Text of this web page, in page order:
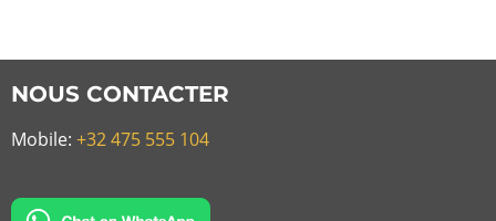
NOUS CONTACTER
Mobile: +32 475 555 104